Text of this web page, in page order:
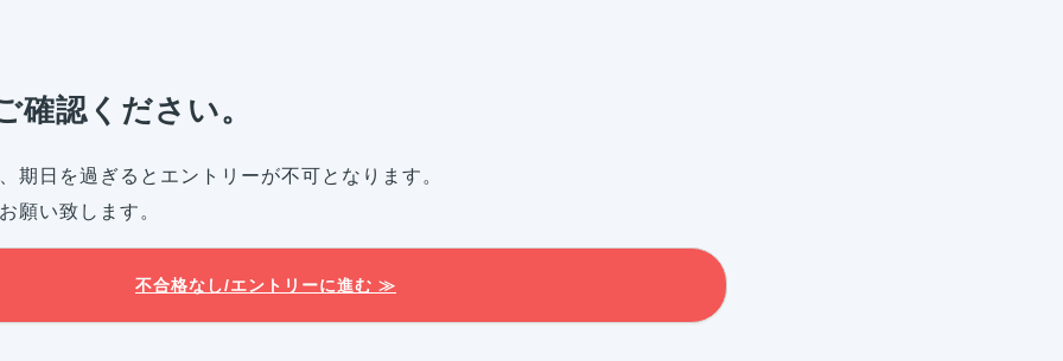
確認ください。
期日を過ぎるとエントリーが不可となります。
願い致します。
不合格なし/エントリーに進む ≫